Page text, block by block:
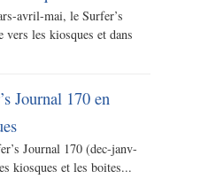
avril-mai, le Surfer’s
vers les kiosques et dans
Journal 170 en
Journal 170 (dec-janv-
kiosques et les boites...